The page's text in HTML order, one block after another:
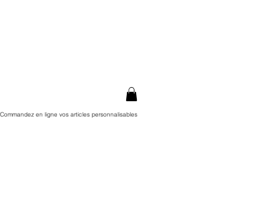
Commandez en ligne vos articles personnalisables